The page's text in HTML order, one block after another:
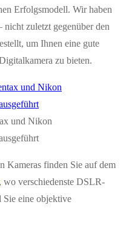
Erfolgsmodell. Wir haben
zuletzt gegenüber den
um Ihnen eine gute
zu bieten.
und Nikon
Kameras finden Sie auf dem
, wo verschiedenste DSLR-
Sie eine objektive